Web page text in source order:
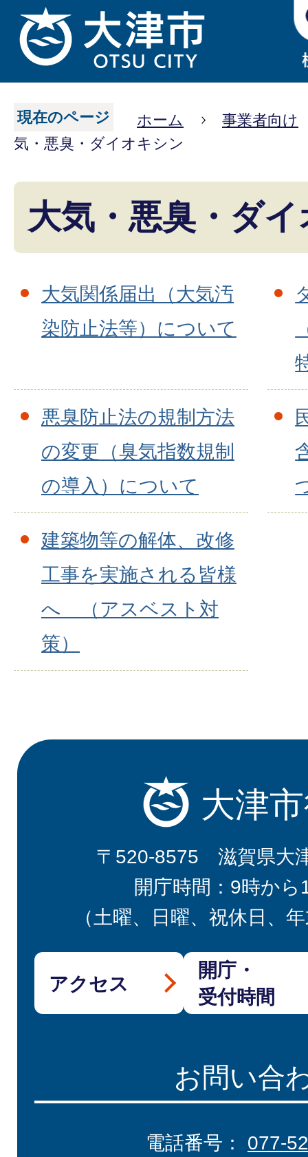
現在のページ ホーム
事業者向け
気・悪臭・ダイオキシン
大気・悪臭・ダ
大気関係届出（大気汚
染防止法等）について
悪臭防止法の規制方法
の変更（臭気指数規制
の導入）について
建築物等の解体、改修
工事を実施される皆様
へ （アスベスト対
策）
大津
〒520-8575 滋賀県大
開庁時間：9時から
（土曜、日曜、祝休日、
アクセス
開庁・
受付時間
お問い合
電話番号： 077-